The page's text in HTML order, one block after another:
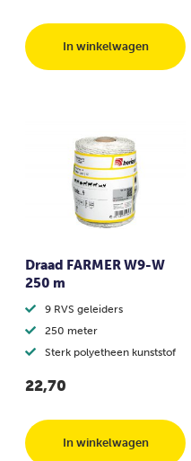
In winkelwagen
Draad FARMER W9-W
250 m
9 RVS geleiders
250 meter
Sterk polyetheen kunststof
22,70
In winkelwagen